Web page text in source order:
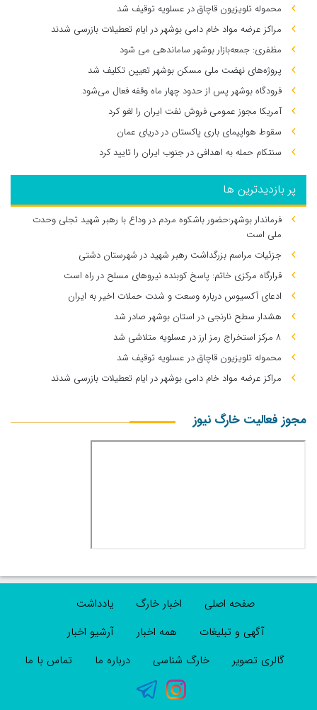
محموله تلویزیون قاچاق در عسلویه توقیف شد
مراکز عرضه مواد خام دامی بوشهر در ایام تعطیلات بازرسی شدند
مظفری: جمعه‌بازار بوشهر ساماندهی می‌ شود
پروژه‌های نهضت ملی مسکن بوشهر تعیین تکلیف شد
فرودگاه بوشهر پس از حدود چهار ماه وقفه فعال می‌شود
آمریکا مجوز عمومی فروش نفت ایران را لغو کرد
سقوط هواپیمای باری پاکستان در دریای عمان
سنتکام حمله به اهدافی در جنوب ایران را تایید کرد
پر بازدیدترین ها
فرماندار بوشهر:حضور باشکوه مردم در وداع با رهبر شهید تجلی وحدت
ملی است
جزئیات مراسم بزرگداشت رهبر شهید در شهرستان دشتی
قرارگاه مرکزی خاتم: پاسخ کوبنده نیروهای مسلح در راه است
ادعای آکسیوس درباره وسعت و شدت حملات اخیر به ایران
هشدار سطح نارنجی در استان بوشهر صادر شد
۸ مرکز استخراج رمز ارز در عسلویه متلاشی شد
محموله تلویزیون قاچاق در عسلویه توقیف شد
مراکز عرضه مواد خام دامی بوشهر در ایام تعطیلات بازرسی شدند
مجوز فعالیت خارگ نیوز
صفحه اصلی اخبار خارگ
یادداشت
آگهی و تبلیغات
همه اخبار
آرشیو اخبار
گالری تصویر
خارگ شناسی درباره ما تماس با ما